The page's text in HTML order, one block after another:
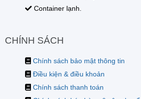
Container lạnh.
CHÍNH SÁCH
Chính sách bảo mật thông tin
Điều kiện & điều khoản
Chính sách thanh toán